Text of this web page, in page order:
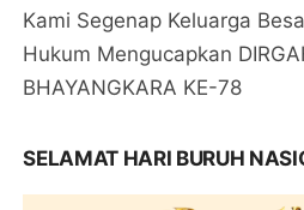
Kami Segenap Keluarga
Hukum Mengucapkan
BHAYANGKARA KE-78
SELAMAT HARI BURUH